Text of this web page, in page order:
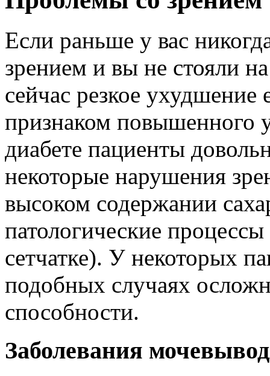
Если раньше у вас
зрением и вы не стояли
сейчас резкое ухудшение
признаком повышенного
диабете пациенты
некоторые нарушения
высоком содержании
патологические
сетчатке). У некоторых
подобных случаях
способности.
Заболевания